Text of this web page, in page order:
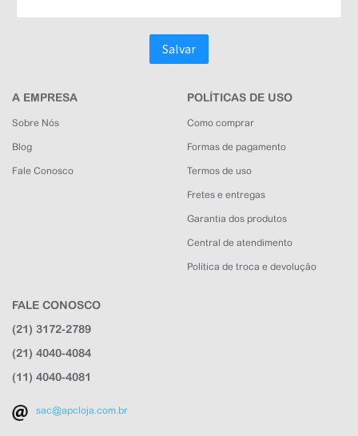
A EMPRESA
Sobre Nós
Blog
Fale Conosco
POLÍTICAS DE USO
Como comprar
Formas de pagamento
Termos de uso
Fretes e entregas
Garantia dos produtos
Central de atendimento
Política de troca e devolução
FALE CONOSCO
(21) 3172-2789
(21) 4040-4084
(11) 4040-4081
sac@apcloja.com.br